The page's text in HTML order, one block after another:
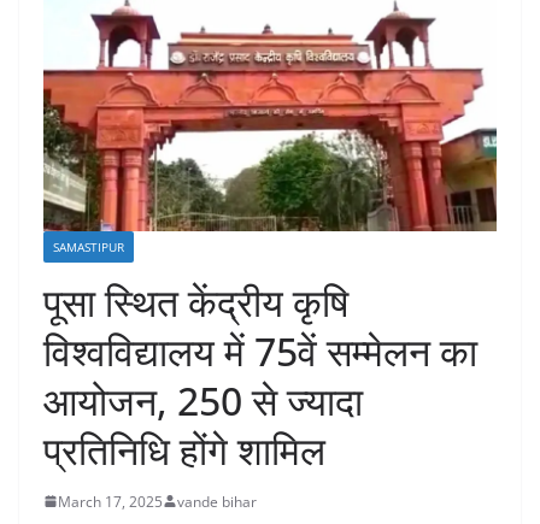
SAMASTIPUR
पूसा स्थित केंद्रीय कृषि
विश्वविद्यालय में 75वें सम्मेलन का
आयोजन, 250 से ज्यादा
प्रतिनिधि होंगे शामिल
March 17, 2025 vande bihar